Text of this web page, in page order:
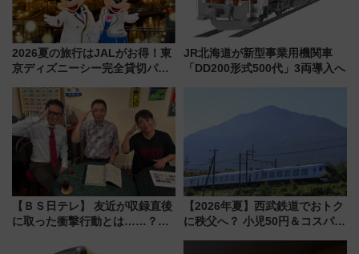
2026夏の旅行はJALがお得！東
京ディズニーシー完全貸切パー
ーン始まる 条件は「夏の国内
線に2回搭乗」
JR北海道が新型事業用機関車
「DD200形式500代」3両導入へ
【ＢＳ日テレ】 友近が収録直後
に取った衝撃行動とは……？
【2026年夏】西武鉄道でおトク
に秩父へ？ 小児50円＆コスパ最